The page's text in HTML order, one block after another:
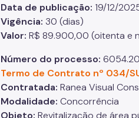
Data de publicação: 19/12/
Vigência: 30 (dias)
Valor: R$ 89.900,00 (oitenta e
Número do processo:
Termo de Contrato nº 034/
Contratada: Ranea Visual
Modalidade: Concorrência
Objeto: Revitalização de área